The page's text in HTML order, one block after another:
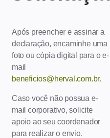
Após preencher e assinar a
declaração, encaminhe uma
foto ou cópia digital para o e-
mail
beneficios@herval.com.br.
Caso você não possua e-
mail corporativo, solicite
apoio ao seu coordenador
para realizar o envio.